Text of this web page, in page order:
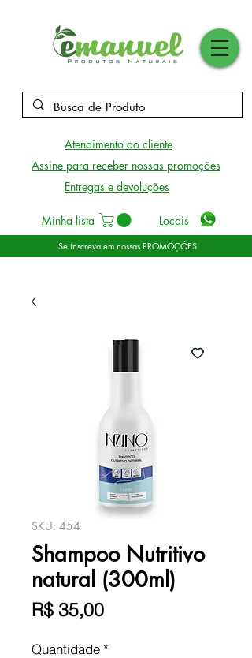
Se inscreva em nossas PROMOÇÕES
Atendimento ao cliente
Assine para receber nossas promoções
Entregas e devoluções
Minha lista Locais
SKU: 454
Shampoo Nutritivo
natural (300ml)
R$ 35,00Preço
Quantidade *